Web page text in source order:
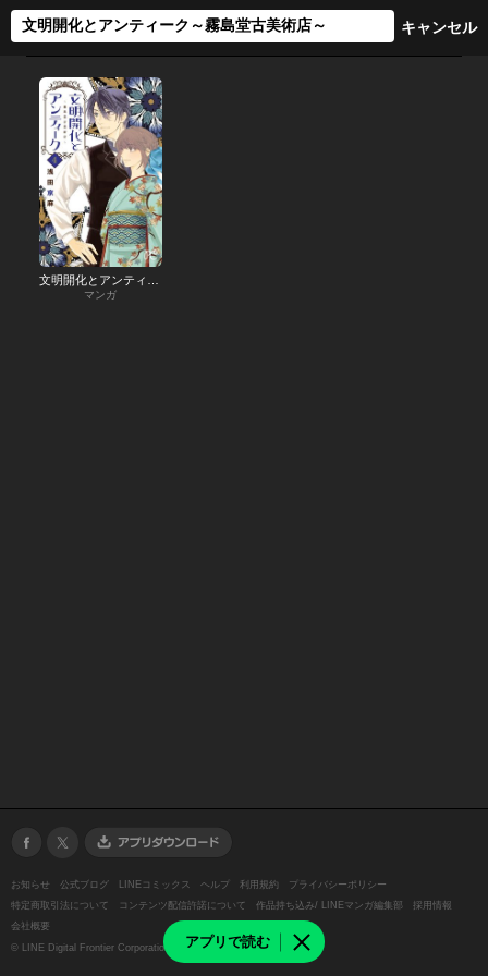
アプリで読む
マンガ
お知らせ 公式ブログ LINEコミックス ヘルプ 利用規約
プライバシーポリシー
特定商取引法について
コンテンツ配信許諾について 作品持ち込み/ LINEマンガ編集部
採用情報
会社概要
© LINE Digital Frontier Corporation